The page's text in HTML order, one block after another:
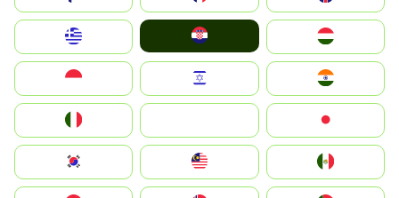
Magyarország
South Korea